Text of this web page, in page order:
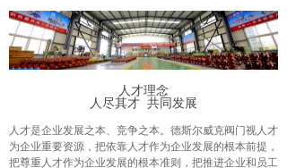
人才理念
人尽其才 共同发展
人才是企业发展之本、竞争之本。德斯尔威克阀门视人才
为企业重要资源，把依靠人才作为企业发展的根本前提，
把尊重人才作为企业发展的根本准则，把推进企业和员工